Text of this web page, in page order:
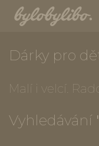
Dárky pro
Malí i velcí.
Vyhledávání